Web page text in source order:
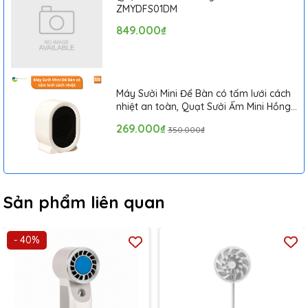
Thiết kế gấp gọn, di động
Quạt tích hợp loa không dây ZOLELE P10S sở hữu thiết kế
ZMYDFS01DM
849.000₫
Máy Sưởi Mini Để Bàn có tấm lưới cách
nhiệt an toàn, Quạt Sưởi Ấm Mini Hồng
269.000₫ 350.000₫
Sản phẩm liên quan
- 40%